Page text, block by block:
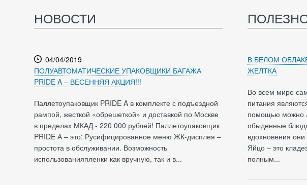
НОВОСТИ
04/04/2019
ПОЛУАВТОМАТИЧЕСКИЕ УПАКОВЩИКИ БАГАЖА
PRIDE A – ВЕСЕННЯЯ АКЦИЯ!!!
Паллетоупаковщик PRIDE A в комплекте с подъездной
рампой, жесткой «обрешеткой» и доставкой по Москве
в пределах МКАД - 220 000 рублей! Паллетоупаковщик
PRIDE А – это: Русифицированное меню ЖК-дисплея –
простота в обслуживании. Возможность
использованияпленки как вручную, так и в...
В БЕЛОМ
ЖЕЛТКА
Во всем мире
питания
помощью можно
обыденные
вдохновения
Яйцо – это
полным...